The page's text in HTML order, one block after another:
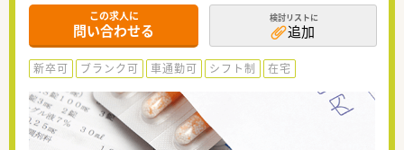
この求人に
問い合わせる
検討リストに
追加
新卒可 ブランク可 車通勤可 シフト制 在宅